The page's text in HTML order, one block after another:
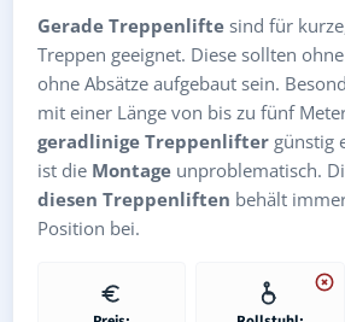
Gerade Treppenlifte sind für
Treppen geeignet. Diese sollten
ohne Absätze aufgebaut sein.
mit einer Länge von bis zu fünf
geradlinige Treppenlifter günstig
ist die Montage unproblematisch.
diesen Treppenliften behält
Position bei.